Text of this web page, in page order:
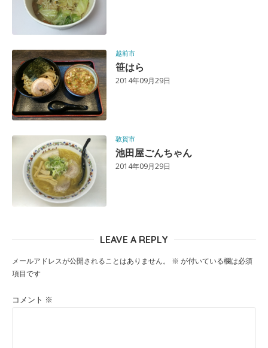
越前市
笹はら
2014年09月29日
敦賀市
池田屋ごんちゃん
2014年09月29日
LEAVE A REPLY
メールアドレスが公開されることはありません。 ※ が付いている欄は必須
項目です
コメント ※